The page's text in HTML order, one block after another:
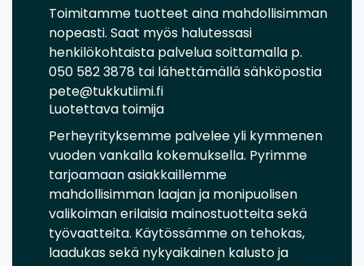
Toimitamme tuotteet aina mahdollisimman
nopeasti. Saat myös halutessasi
henkilökohtaista palvelua soittamalla p.
050 582 3878 tai lähettämällä sähköpostia
pete@tukkutiimi.fi
Luotettava toimija
Perheyrityksemme palvelee yli kymmenen
vuoden vankalla kokemuksella. Pyrimme
tarjoamaan asiakkaillemme
mahdollisimman laajan ja monipuolisen
valikoiman erilaisia mainostuotteita sekä
työvaatteita. Käytössämme on tehokas,
laadukas sekä nykyaikainen kalusto ja